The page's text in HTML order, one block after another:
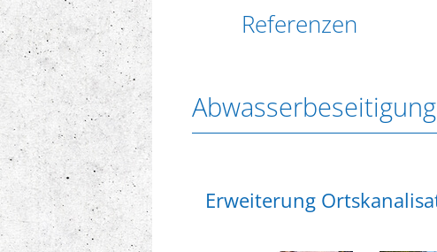
Referenzen
Abwasserbeseitigung
Erweiterung